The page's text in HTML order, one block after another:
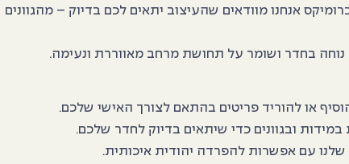
אנחנו מוודאים שהעיצוב יתאים לכם בדיוק – מהגוונים
או להוריד פריטים בהתאם לצורך האישי שלכם.
ובגוונים כדי שיתאים בדיוק לחדר שלכם.
שלנו עם אפשרות להפרדה יהודית איכותית.